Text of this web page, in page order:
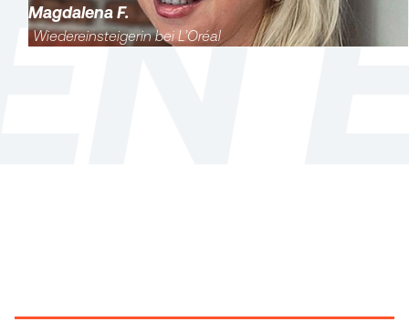
Magdalena F.
Wiedereinsteigerin bei L’Oréal